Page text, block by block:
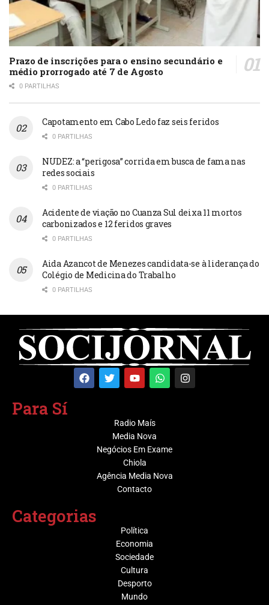
Prazo de inscrições para o ensino secundário e
médio prorrogado até 7 de Agosto
0 PARTILHAS
Capotamento em Cabo Ledo faz seis feridos
0 PARTILHAS
NUDEZ: a “perigosa” corrida em busca de fama nas
redes sociais
0 PARTILHAS
Acidente de viação no Cuanza Sul deixa 11 mortos
carbonizados e 12 feridos graves
0 PARTILHAS
Aida Azancot de Menezes candidata-se à liderança do
Colégio de Medicina do Trabalho
0 PARTILHAS
Para Sí
Radio Maís
Media Nova
Negócios Em Exame
Chiola
Agência Media Nova
Contacto
Categorias
Política
Economia
Sociedade
Cultura
Desporto
Mundo